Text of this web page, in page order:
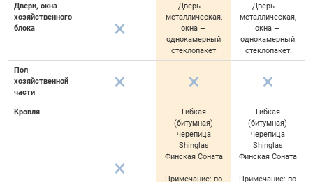
Двери, окна
хозяйственного
блока
Дверь —
металлическая,
окна —
однокамерный
стеклопакет
Дверь —
металлическая,
окна —
однокамерный
стеклопакет
Пол
хозяйственной
части
Кровля
Гибкая
(битумная)
черепица
Shinglas
Финская Соната
Примечание: по
Гибкая
(битумная)
черепица
Shinglas
Финская Соната
Примечание: по